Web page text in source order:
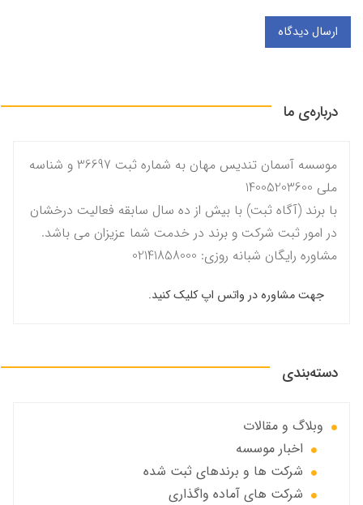
ارسال دیدگاه
درباره‌ی ما
موسسه آسمان تندیس مهان به شماره ثبت 36697 و شناسه
ملی 14005203600
با برند (آگاه ثبت) با بیش از ده سال سابقه فعالیت درخشان
در امور ثبت شرکت و برند در خدمت شما عزیزان می باشد.
مشاوره رایگان شبانه روزی: 02141858000
جهت مشاوره در واتس اپ کلیک کنید.
دسته‌بندی
وبلاگ و مقالات
اخبار موسسه
شرکت ها و برندهای ثبت شده
شرکت های آماده واگذاری